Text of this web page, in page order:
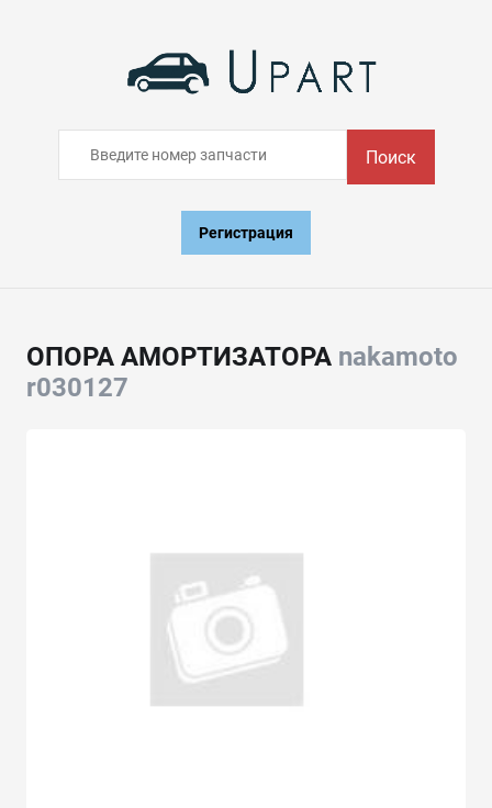
Поиск
Регистрация
ОПОРА АМОРТИЗАТОРА nakamoto
r030127